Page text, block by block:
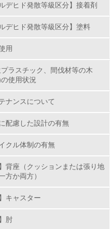
デヒド発散等級区分】接着剤
デヒド発散等級区分】塗料
用
ラスチック、間伐材等の木
使用状況
ナンスについて
配慮した設計の有無
クル体制の有無
背座（クッションまたは張り地
方か両方）
キャスター
肘